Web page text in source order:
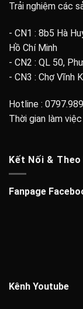
Trải nghiệm các
- CN1 : 8b5 Hà
Hồ Chí Minh
- CN2 : QL 50,
- CN3 : Chợ Vĩnh
Hotline :
Thời gian làm
Kết Nối &
Fanpage
Kênh Youtube